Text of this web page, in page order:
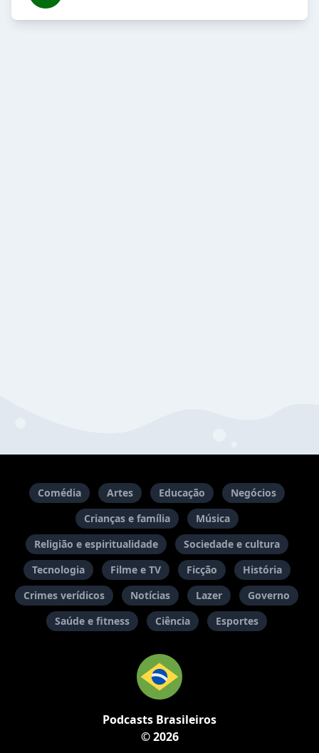
Comédia Artes Educação
Negócios
Crianças e família
Música
Religião e espiritualidade
Sociedade e cultura
Tecnologia
Filme e TV Ficção
História
Crimes verídicos
Notícias Lazer
Governo
Saúde e fitness
Ciência Esportes
Podcasts Brasileiros
© 2026